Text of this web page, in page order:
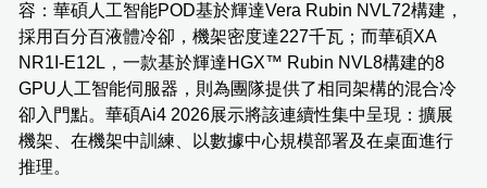
容：華碩人工智能POD基於輝達Vera Rubin NVL72構建，
採用百分百液體冷卻，機架密度達227千瓦；而華碩XA
NR1I-E12L，一款基於輝達HGX™ Rubin NVL8構建的8
GPU人工智能伺服器，則為團隊提供了相同架構的混合冷
卻入門點。華碩Ai4 2026展示將該連續性集中呈現：擴展
機架、在機架中訓練、以數據中心規模部署及在桌面進行
推理。